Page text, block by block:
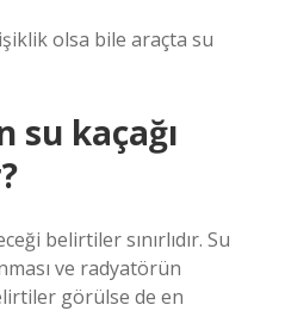
olsa bile araçta su
su kaçağı
belirtiler sınırlıdır. Su
ve radyatörün
görülse de en